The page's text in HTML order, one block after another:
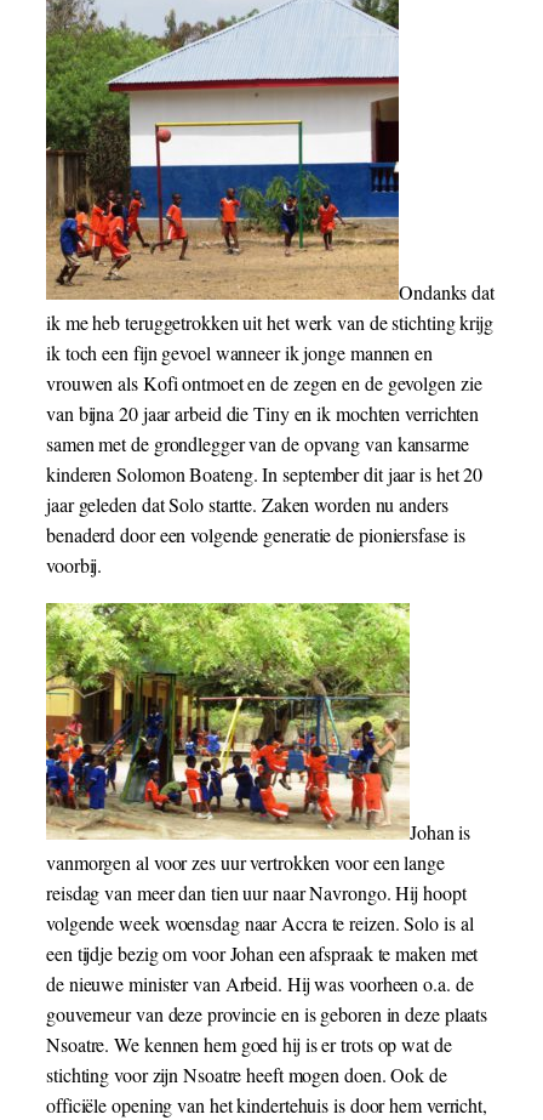
Ondanks dat
ik me heb teruggetrokken uit het werk van de stichting krijg
ik toch een fijn gevoel wanneer ik jonge mannen en
vrouwen als Kofi ontmoet en de zegen en de gevolgen zie
van bijna 20 jaar arbeid die Tiny en ik mochten verrichten
samen met de grondlegger van de opvang van kansarme
kinderen Solomon Boateng. In september dit jaar is het 20
jaar geleden dat Solo startte. Zaken worden nu anders
benaderd door een volgende generatie de pioniersfase is
voorbij.
Johan is
vanmorgen al voor zes uur vertrokken voor een lange
reisdag van meer dan tien uur naar Navrongo. Hij hoopt
volgende week woensdag naar Accra te reizen. Solo is al
een tijdje bezig om voor Johan een afspraak te maken met
de nieuwe minister van Arbeid. Hij was voorheen o.a. de
gouverneur van deze provincie en is geboren in deze plaats
Nsoatre. We kennen hem goed hij is er trots op wat de
stichting voor zijn Nsoatre heeft mogen doen. Ook de
officiële opening van het kindertehuis is door hem verricht,